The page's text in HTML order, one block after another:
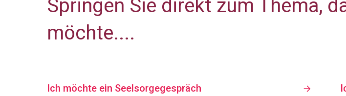
Springen Sie direkt zum Thema,
möchte....
Ich möchte ein Seelsorgegespräch